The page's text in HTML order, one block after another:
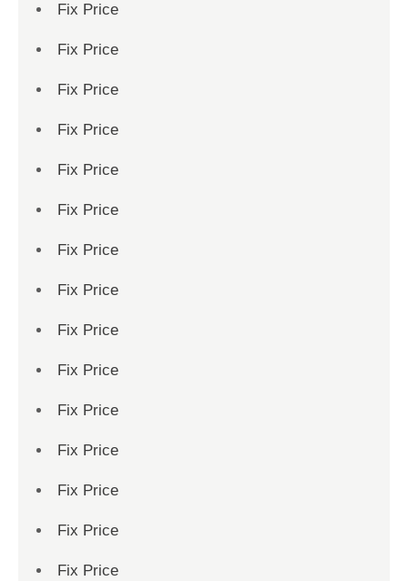
Fix Price
Fix Price
Fix Price
Fix Price
Fix Price
Fix Price
Fix Price
Fix Price
Fix Price
Fix Price
Fix Price
Fix Price
Fix Price
Fix Price
Fix Price